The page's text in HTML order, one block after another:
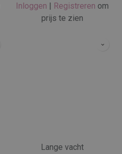
Inloggen | Registreren om
prijs te zien
Lange vacht